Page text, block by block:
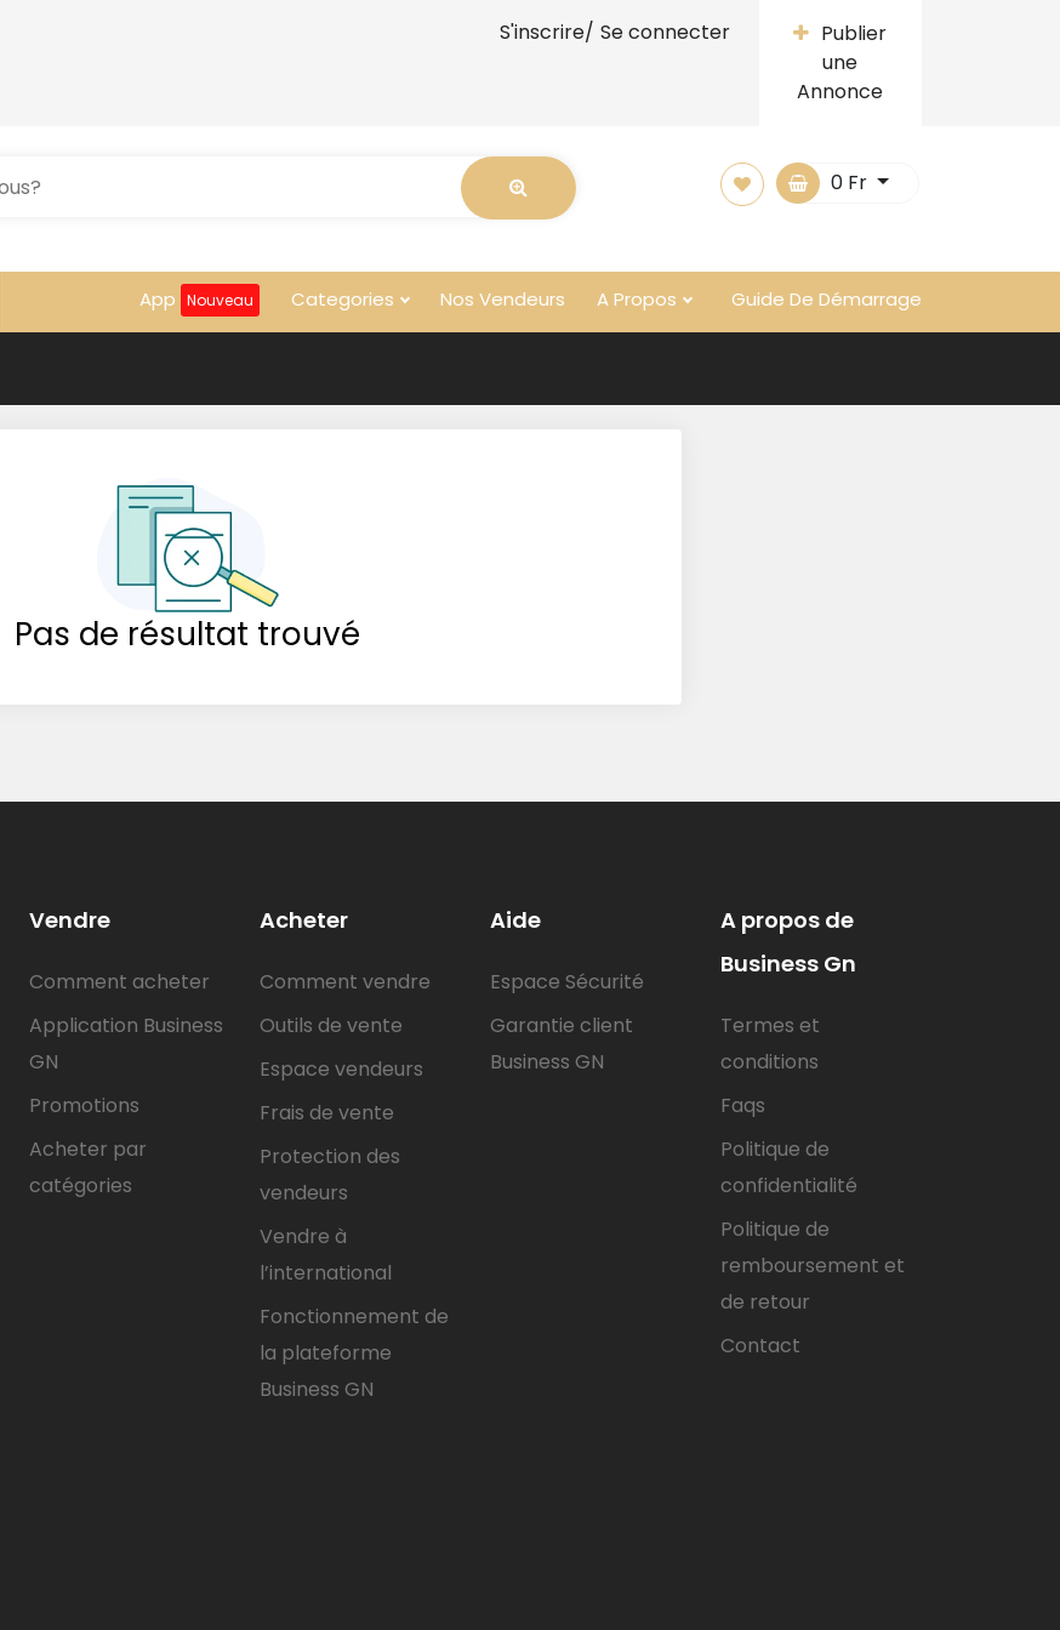
S'inscrire/ Se connecter
Publier
une
Annonce
0 Fr
App Nouveau Categories Nos Vendeurs A Propos Guide De Démarrage
Pas de résultat trouvé
Vendre
Comment acheter
Application Business
GN
Promotions
Acheter par
catégories
Acheter
Comment vendre
Outils de vente
Espace vendeurs
Frais de vente
Protection des
vendeurs
Vendre à
l’international
Fonctionnement de
la plateforme
Business GN
Aide
Espace Sécurité
Garantie client
Business GN
A propos de
Business Gn
Termes et
conditions
Faqs
Politique de
confidentialité
Politique de
remboursement et
de retour
Contact